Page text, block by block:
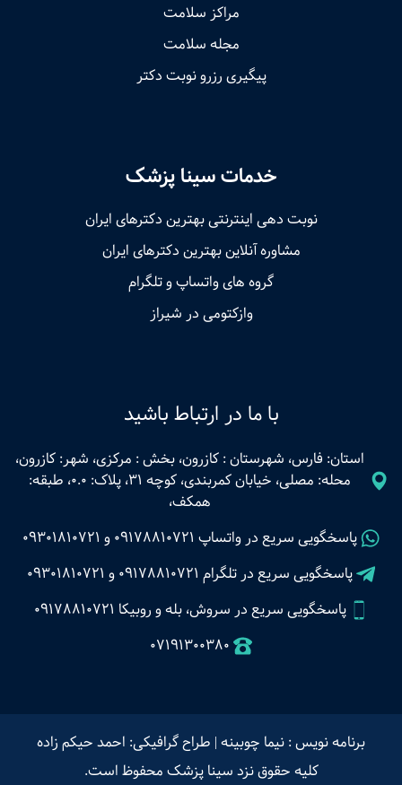
مراکز سلامت
مجله سلامت
پیگیری رزرو نوبت دکتر
خدمات سینا پزشک
نوبت‌ دهی اینترنتی بهترین دکترهای ایران
مشاوره آنلاین بهترین دکترهای ایران
گروه های واتساپ و تلگرام
وازکتومی در شیراز
با ما در ارتباط باشید
استان: فارس، شهرستان : کازرون، بخش : مرکزی، شهر: کازرون،
محله: مصلی، خیابان کمربندی، کوچه 31، پلاک: 0.0، طبقه:
همکف،
پاسخگویی سریع در واتساپ 09178810721 و 09301810721
پاسخگویی سریع در تلگرام 09178810721 و 09301810721
پاسخگویی سریع در سروش، بله و روبیکا 09178810721
07191300380
برنامه نویس : نیما چوبینه | طراح گرافیکی: احمد حیکم زاده
کلیه حقوق نزد سینا پزشک محفوظ است.